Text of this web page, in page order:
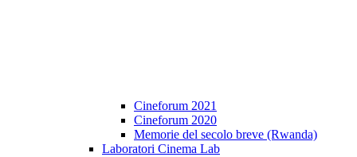
Cineforum 2021
Cineforum 2020
Memorie del secolo breve (Rwanda)
Laboratori Cinema Lab